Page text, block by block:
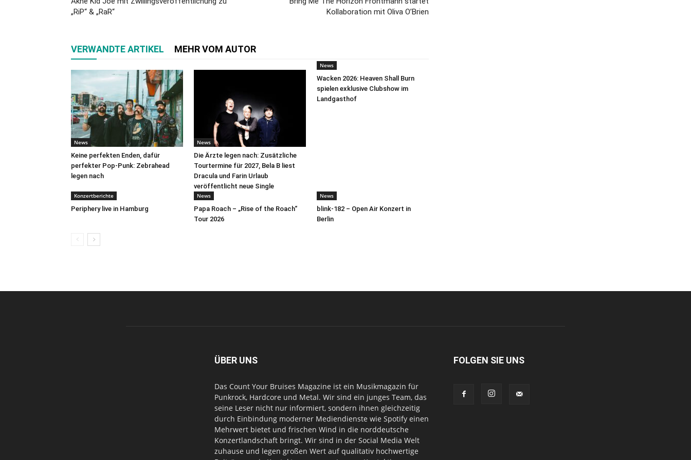
„RiP“ & „RaR“
Kollaboration mit Oliva O’Brien
VERWANDTE ARTIKEL MEHR VOM AUTOR
News
Keine perfekten Enden, dafür
perfekter Pop-Punk: Zebrahead
legen nach
News
Die Ärzte legen nach: Zusätzliche
Tourtermine für 2027, Bela B liest
Dracula und Farin Urlaub
veröffentlicht neue Single
News
Wacken 2026: Heaven Shall Burn
spielen exklusive Clubshow im
Landgasthof
Konzertberichte
Periphery live in Hamburg
News
Papa Roach – „Rise of the Roach“
Tour 2026
News
blink-182 – Open Air Konzert in
Berlin
ÜBER UNS
Das Count Your Bruises Magazine ist ein Musikmagazin für
Punkrock, Hardcore und Metal. Wir sind ein junges Team, das
seine Leser nicht nur informiert, sondern ihnen gleichzeitig
durch Einbindung moderner Mediendienste wie Spotify einen
Mehrwert bietet und frischen Wind in die norddeutsche
Konzertlandschaft bringt. Wir sind in der Social Media Welt
zuhause und legen großen Wert auf qualitativ hochwertige
FOLGEN SIE UNS